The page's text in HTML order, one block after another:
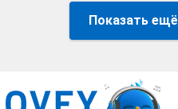
Показать ещё